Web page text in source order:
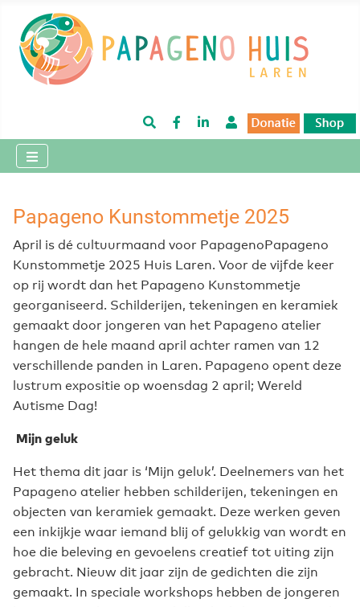
ZoekenFacebookLinkedInLogin / uit
Papageno Kunstommetje 2025
April is dé cultuurmaand voor Papageno Papageno
Kunstommetje 2025 Huis Laren. Voor de vijfde keer
op rij wordt dan het Papageno Kunstommetje
georganiseerd. Schilderijen, tekeningen en keramiek
gemaakt door jongeren van het Papageno atelier
hangen de hele maand april achter ramen van 12
verschillende panden in Laren. Papageno opent deze
lustrum expositie op woensdag 2 april; Wereld
Autisme Dag!
Mijn geluk
Het thema dit jaar is ‘Mijn geluk’. Deelnemers van het
Papageno atelier hebben schilderijen, tekeningen en
objecten van keramiek gemaakt. Deze werken geven
een inkijkje waar iemand blij of gelukkig van wordt en
hoe die beleving en gevoelens creatief tot uiting zijn
gebracht. Nieuw dit jaar zijn de gedichten die zijn
gemaakt. In speciale workshops hebben de jongeren